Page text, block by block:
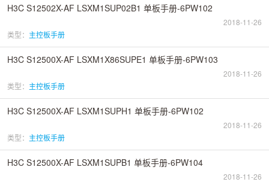
H3C S12502X-AF LSXM1SUP02B1 单板手册-6PW102
2018-11-26
类型： 主控板手册
H3C S12500X-AF LSXM1X86SUPE1 单板手册-6PW103
2018-11-26
类型： 主控板手册
H3C S12500X-AF LSXM1SUPH1 单板手册-6PW102
2018-11-26
类型： 主控板手册
H3C S12500X-AF LSXM1SUPB1 单板手册-6PW104
2018-11-26